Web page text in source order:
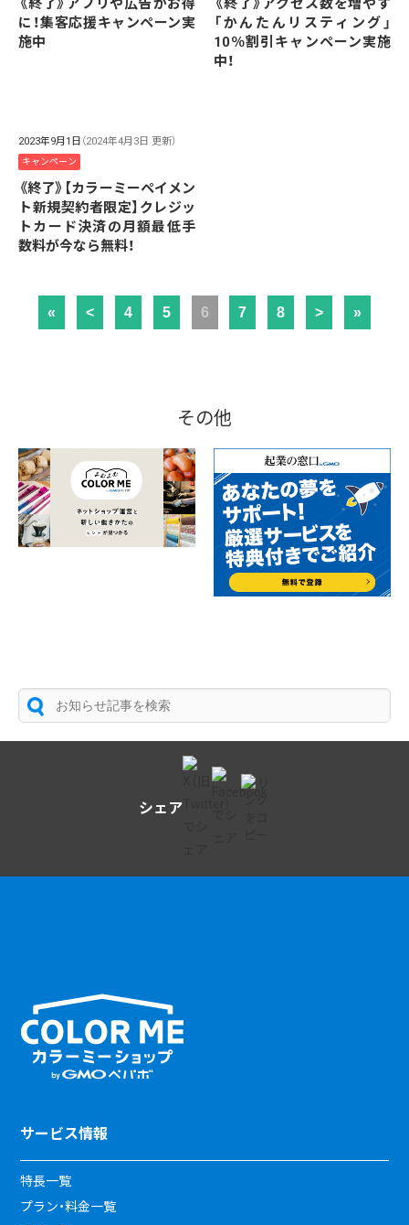
《終了》アプリや広告がお得
に！集客応援キャンペーン実
施中
《終了》アクセス数を増やす
「かんたんリスティング」
10％割引キャンペーン実施
中！
2023年9月1日 （2024年4月3日 更新）
キャンペーン
《終了》【カラーミーペイメン
ト新規契約者限定】クレジッ
トカード決済の月額最低手
数料が今なら無料！
« < 4 5 6 7 8 > »
その他
シェア
サービス情報
特長一覧
プラン・料金一覧